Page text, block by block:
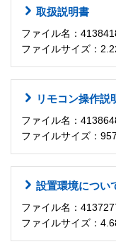
取扱説明書
ファイル名：
ファイルサイズ：
リモコン操作説
ファイル名：
ファイルサイズ：
設置環境につい
ファイル名：
ファイルサイズ：